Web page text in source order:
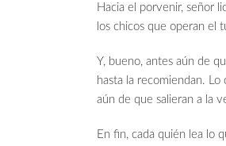
Hacia el porvenir, señor
los chicos que operan el
Y, bueno, antes aún de
hasta la recomiendan.
aún de que salieran a la
En fin, cada quién lea lo